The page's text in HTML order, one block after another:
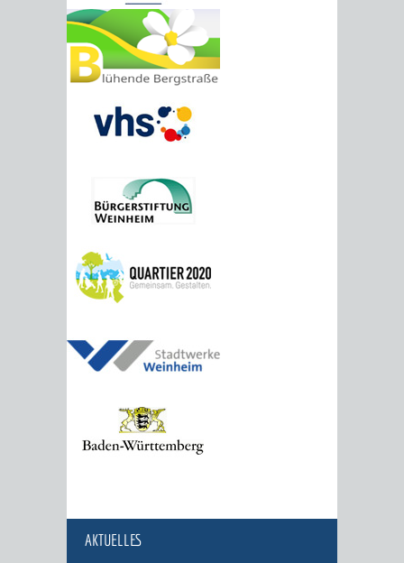
AKTUELLES